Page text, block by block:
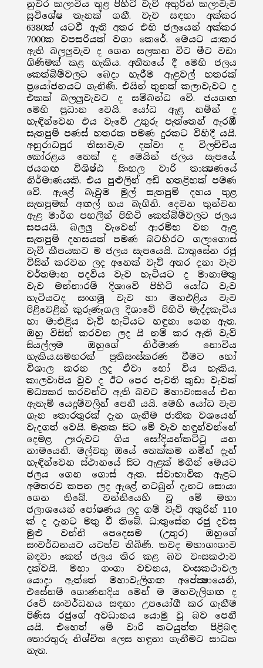
නුවර කලාවිය තුළ පිහිටි වැව් අතුරින් කලාවැව
සුවිශේෂ තැනක් ගනී. වැව සඳහා අක්කර
6380ක් යටවී ඇති අතර එහි ජලයෙන් අක්කර
7000ක වපසරියක් වගා කෙරේ. මෙයට යාකර
ඇති බලලුවැව ද ගෙන සලකන විට මීට වඩා
ගිණිමක් කළ හැකිය. අතීතයේ දී මෙහි ජලය
කෙත්බිම්වලට බෙදා හැරීම ඇළවල් හතරක්
ප්‍රයෝජනයට ගැනිණි. එයින් තුනක් කලාවැවට ද
එකක් බලලුවැවට ද සම්බන්ධ වේ. ජයගඟ
මෙහි ප්‍රධාන වෙයි. යෝධ ඇළ නමින් ද
හැඳින්වෙන එය වැවේ උතුරු පැත්තෙන් ඇරඹී
සැතපුම් පණස් හතරක පමණ දුරකට විහිදී යයි.
අනුරාධපුර තිසාවැව දක්වා ද විලච්චිය
කෝරළය තෙක් ද මෙයින් ජලය සැපයේ.
ජයගඟ විශිෂ්ඨ සිංහල වාරි තාක්‍ෂණයේ
නිර්මාණයකි. එය පුළුලින් අඩි හතළිහක් පමණ
වේ. ඇළේ බෑවුම මුල් සැතපුම් දහය තුළ
සැතපුමක් අඟල් හය බැගිනි. දෙවන තුන්වන
ඇළ මාර්ග පහලින් පිහිටි කෙත්බිම්වලට ජලය
සපයයි. බලලු වැවෙන් ආරම්භ වන ඇළ
සැතපුම් දහසයක් පමණ බටහිරට ගලාගොස්
වැව් කීපයකට ම ජලය සැපයෙයි. ධාතුසේන රජු
විසින් කරවන ලද අනෙක් වැව් අතර දනා වැව
වර්තමාන පදවිය වැව හැටියට ද මානාමතු
වැව මන්නාරම් දිශාවේ පිහිටි යෝධ වැව
හැටියටද සංගමු වැව හා මහඑළිය වැව
පිළිවෙළින් කුරුණෑගල දිශාවේ පිහිටි මැද්දකැටිය
හා මාඑළිය වැව් හැටියට හඳුනා ගෙන ඇත.
ඔහු විසින් කරවන ලද යි නම් කර ඇති වැව්
සියල්ලම ඔහුගේ නිර්මාණ නොවිය
හැකිය.සමහරක් ප්‍රතිසංස්කරණ වීමට හෝ
විශාල කරන ලද ඒවා හෝ විය හැකිය.
කාලවාපිය වුව ද ඊට පෙර පැවති කුඩා වැවක්
මධ්‍යකර කරවන්ට ඇති බවට මහාවංසයේ එන
ඇතැම් යෙදුම්වලින් පෙනී යයි. මෙහි යෝධ වැව
ගැන තොරතුරක් දැන ගැනීම ජාතික වශයෙන්
වැදගත් වෙයි. මෑතක සිට මේ වැව හඳුන්වන්නේ
දෙමළ ඌරුවට ගිය සෝදියන්කට්ටු යන
නාමයෙනි. මල්වතු ඔයේ තෙක්කම නමින් දැන්
හැඳින්වෙන ස්ථානයේ සිට ඇළක් මගින් මෙයට
ජලය ගෙන ගොස් ඇත. ස්වාභාවික ඇළට
අමතරව කපන ලද ඇළේ නටබුන් දැනට සොයා
ගෙන තිබේ. වන්නියෙහි වූ මේ මහා
ජලාශයෙන් පෝෂණය ලද ගම් වැව් අතුරින් 110
ක් ද දැනට මතු වී තිබේ. ධාතුසේන රජු දවස
මුළු වන්නි පෙදෙසම (උතුර) ඔහුගේ
සංවර්ධනයට යටත්ව තිබිණි. තවද මහාගංගාව
බඳවා කෙත් ජලය තිර කළ බව වංසකථාව
දක්වයි. මහා ගංගා වචනය, වංසකථාවල
යොදා ඇත්තේ මහාවැලිගඟ අපේක්‍ෂායෙනි,
එසේනම් ගොණනදිය මෙන් ම මහවැලිගඟ ද
රටේ සංවර්ධනය සඳහා උපයෝගී කර ගැනීම
පිණිස රජුගේ අවධානය යොමු වූ බව පෙනී
යයි. එහෙත් මේ වාරි කටයුත්ත පිළිබඳ
තොරතුරු නිශ්චිත ලෙස හඳුනා ගැනීමට සාධක
නැත.